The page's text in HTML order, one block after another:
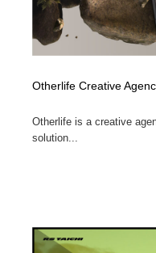
Otherlife Creative
Otherlife is a creative
solution...